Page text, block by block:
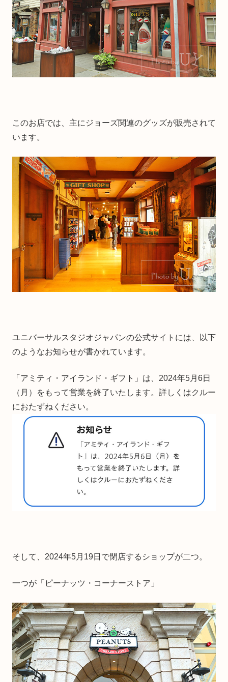
このお店では、主にジョーズ関連のグッズが販売されて
います。
ユニバーサルスタジオジャパンの公式サイトには、以下
のようなお知らせが書かれています。
「アミティ・アイランド・ギフト」は、2024年5月6日
（月）をもって営業を終了いたします。詳しくはクルー
におたずねください。
そして、2024年5月19日で閉店するショップが二つ。
一つが「ピーナッツ・コーナーストア」